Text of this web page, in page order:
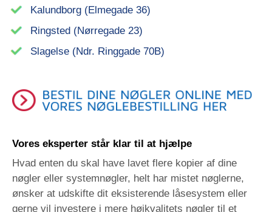
Kalundborg (Elmegade 36)
Ringsted (Nørregade 23)
Slagelse (Ndr. Ringgade 70B)
Vores eksperter står klar til at hjælpe
Hvad enten du skal have lavet flere kopier af dine
nøgler eller systemnøgler, helt har mistet nøglerne,
ønsker at udskifte dit eksisterende låsesystem eller
gerne vil investere i mere højkvalitets nøgler til et